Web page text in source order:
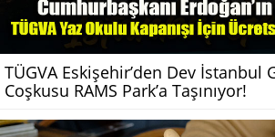
TÜGVA Eskişehir’den Dev İstanbul
Coşkusu RAMS Park’a Taşınıyor!